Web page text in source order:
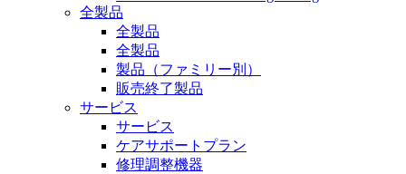
全製品
全製品
全製品
製品（ファミリー別）
販売終了製品
サービス
サービス
ケアサポートプラン
修理調整機器